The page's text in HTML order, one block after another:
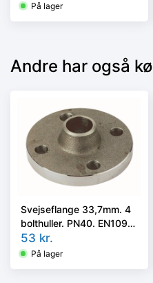
På lager
Andre har også
Svejseflange 33,7mm. 4
bolthuller. PN40. EN1092-
1/11, P250GH
53 kr.
På lager